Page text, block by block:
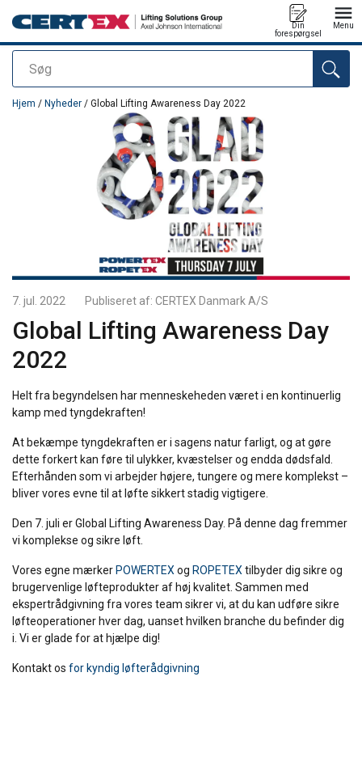
Søg
Din
forespørgsel
Menu
Produktet blev tilføjet til din forespørgsel
Hjem / Nyheder / Global Lifting Awareness Day 2022
7. jul. 2022 Publiseret af: CERTEX Danmark A/S
Global Lifting Awareness Day
2022
Helt fra begyndelsen har menneskeheden været i en kontinuerlig
kamp med tyngdekraften!
At bekæmpe tyngdekraften er i sagens natur farligt, og at gøre
dette forkert kan føre til ulykker, kvæstelser og endda dødsfald.
Efterhånden som vi arbejder højere, tungere og mere komplekst –
bliver vores evne til at løfte sikkert stadig vigtigere.
Den 7. juli er Global Lifting Awareness Day. På denne dag fremmer
vi komplekse og sikre løft.
Vores egne mærker POWERTEX og ROPETEX tilbyder dig sikre og
brugervenlige løfteprodukter af høj kvalitet. Sammen med
ekspertrådgivning fra vores team sikrer vi, at du kan udføre sikre
løfteoperationer hver dag, uanset hvilken branche du befinder dig
i. Vi er glade for at hjælpe dig!
Kontakt os for kyndig løfterådgivning